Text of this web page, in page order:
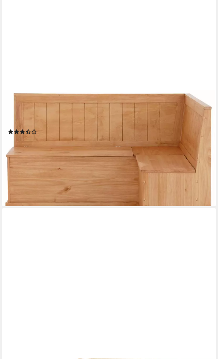
Eckbank Sara, aus massivem Kiefernholz, Paneel Rückenlehne,
ab 519,99 € UVP879,99 €
-41%
lieferbar - in 2-3 Werktagen bei dir